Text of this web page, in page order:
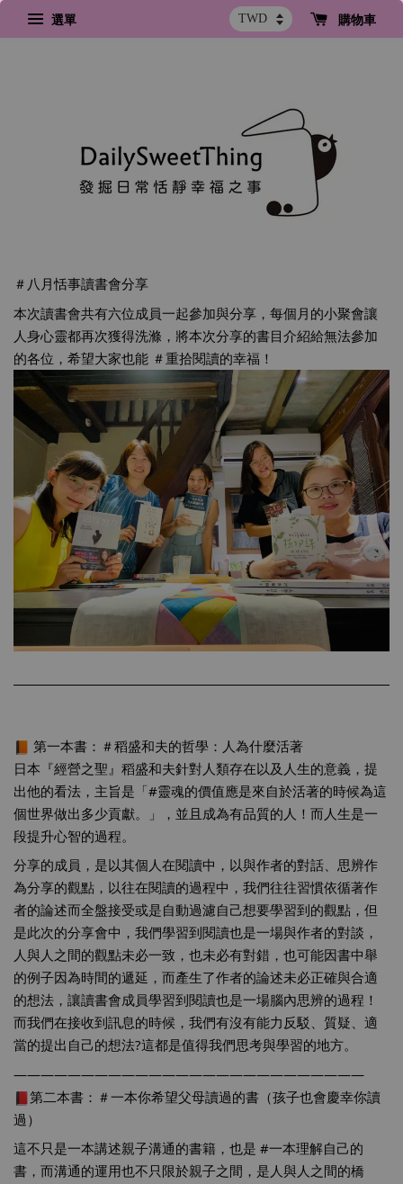
選單 購物車
＃八月恬事讀書會分享
本次讀書會共有六位成員一起參加與分享，每個月的小聚會讓
人身心靈都再次獲得洗滌，將本次分享的書目介紹給無法參加
的各位，希望大家也能 ＃重拾閱讀的幸福 ！
第一本書 ：＃稻盛和夫的哲學：人為什麼活著
日本『經營之聖』稻盛和夫針對人類存在以及人生的意義，提
出他的看法，主旨是「#靈魂的價值應是來自於活著的時候為這
個世界做出多少貢獻。」，並且成為有品質的人！而人生是一
段提升心智的過程。
分享的成員，是以其個人在閱讀中，以與作者的對話、思辨作
為分享的觀點，以往在閱讀的過程中，我們往往習慣依循著作
者的論述而全盤接受或是自動過濾自己想要學習到的觀點，但
是此次的分享會中，我們學習到閱讀也是一場與作者的對談，
人與人之間的觀點未必一致，也未必有對錯，也可能因書中舉
的例子因為時間的遞延，而產生了作者的論述未必正確與合適
的想法，讓讀書會成員學習到閱讀也是一場腦內思辨的過程！
而我們在接收到訊息的時候，我們有沒有能力反駁、質疑、適
當的提出自己的想法?這都是值得我們思考與學習的地方。
——————————————————————————
第二本書： ＃一本你希望父母讀過的書 （孩子也會慶幸你讀
過）
這不只是一本講述親子溝通的書籍，也是 #一本理解自己的
書 ，而溝通的運用也不只限於親子之間，是人與人之間的橋